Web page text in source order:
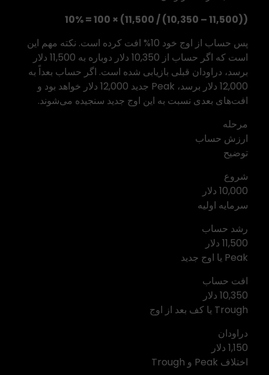
((11,500 – 10,350) / 11,500) × 100 = 10%
پس حساب از اوج خود 10% افت کرده است. نکته مهم این
است که اگر حساب از 10,350 دلار دوباره به 11,500 دلار
برسد، دراودان قبلی بازیابی شده است. اگر حساب بعداً به
12,000 دلار برسد، Peak جدید 12,000 دلار خواهد بود و
افت‌های بعدی نسبت به این اوج جدید سنجیده می‌شوند.
مرحله
ارزش حساب
توضیح
شروع
10,000 دلار
سرمایه اولیه
رشد حساب
11,500 دلار
Peak یا اوج جدید
افت حساب
10,350 دلار
Trough یا کف بعد از اوج
دراودان
1,150 دلار
اختلاف Peak و Trough